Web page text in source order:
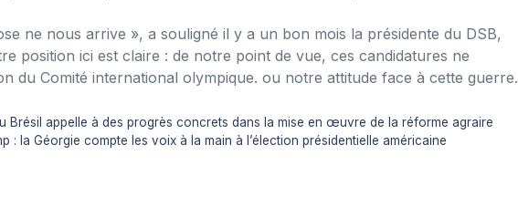
ne nous arrive », a souligné il y a un bon mois la présidente du DSB,
position ici est claire : de notre point de vue, ces candidatures ne
du Comité international olympique. ou notre attitude face à cette guerre.
Brésil appelle à des progrès concrets dans la mise en œuvre de la réforme agraire
: la Géorgie compte les voix à la main à l’élection présidentielle américaine